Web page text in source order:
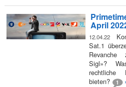
April
12.04.22
Sat.1
Revanche
Sigl»?
rechtliche
bieten?
1